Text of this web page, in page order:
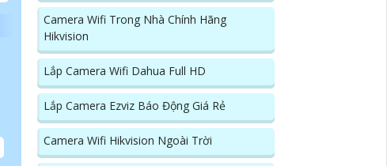
Camera Wifi Trong Nhà Chính Hãng
Hikvision
Lắp Camera Wifi Dahua Full HD
Lắp Camera Ezviz Báo Động Giá Rẻ
Camera Wifi Hikvision Ngoài Trời